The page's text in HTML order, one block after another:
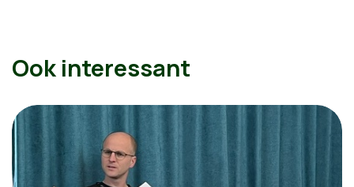
Ook interessant